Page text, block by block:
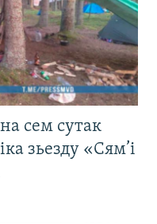
сем сутак
зьезду «Сям’і